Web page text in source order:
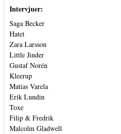
Intervjuer:
Saga Becker
Hatet
Zara Larsson
Little Jinder
Gustaf Norén
Kleerup
Matias Varela
Erik Lundin
Toxe
Filip & Fredrik
Malcolm Gladwell